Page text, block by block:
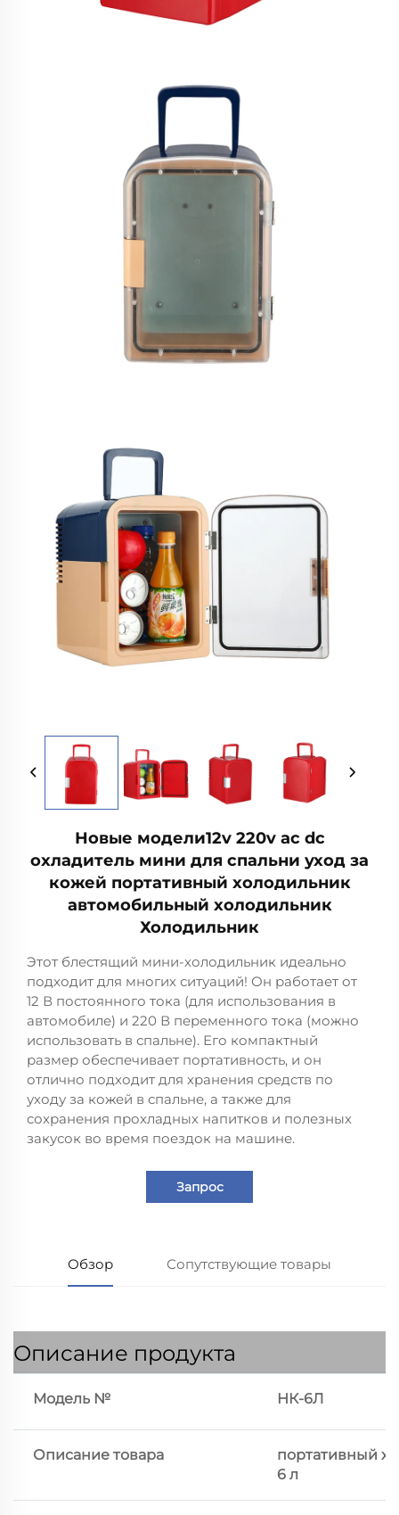
Новые модели12v 220v ac dc
охладитель мини для спальни уход за
кожей портативный холодильник
автомобильный холодильник
Холодильник
Этот блестящий мини-холодильник идеально
подходит для многих ситуаций! Он работает от
12 В постоянного тока (для использования в
автомобиле) и 220 В переменного тока (можно
использовать в спальне). Его компактный
размер обеспечивает портативность, и он
отлично подходит для хранения средств по
уходу за кожей в спальне, а также для
сохранения прохладных напитков и полезных
закусок во время поездок на машине.
Запрос
Обзор Сопутствующие товары
Описание продукта
Модель № НК-6Л
Описание товара
портативный
6 л